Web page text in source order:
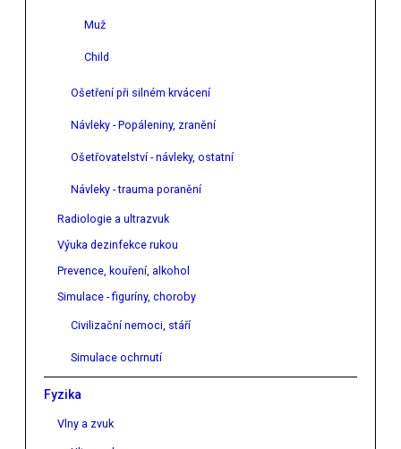
Muž
Child
Ošetření při silném krvácení
Návleky - Popáleniny, zranění
Ošetřovatelství - návleky, ostatní
Návleky - trauma poranění
Radiologie a ultrazvuk
Výuka dezinfekce rukou
Prevence, kouření, alkohol
Simulace - figuríny, choroby
Civilizační nemoci, stáří
Simulace ochrnutí
Fyzika
Vlny a zvuk